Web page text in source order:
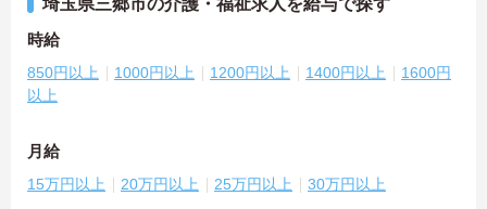
埼玉県三郷市の介護・福祉求人を給与で探す
時給
850円以上 1000円以上 1200円以上 1400円以上
1600円
以上
月給
15万円以上 20万円以上 25万円以上 30万円以上